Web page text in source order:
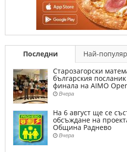
Последни Най-
Старозагорски
българския
финала на AIMO
Вчера
На 6 август ще се
обсъждане на
Община Раднево
Вчера